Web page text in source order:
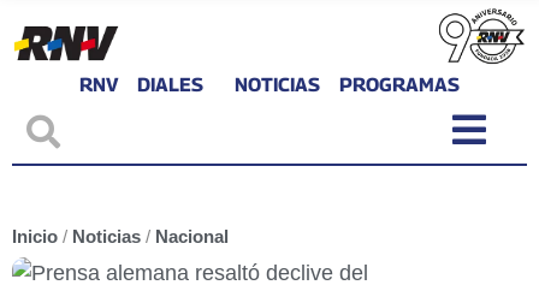
RNV DIALES NOTICIAS PROGRAMAS
Inicio / Noticias / Nacional